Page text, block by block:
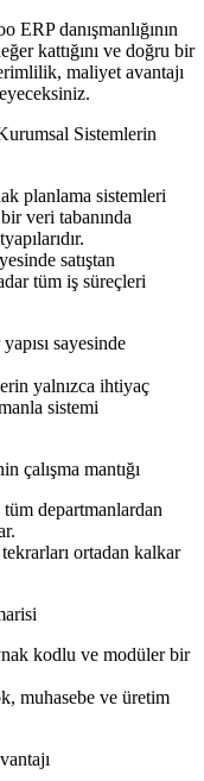
danışmanlığının
kattığını ve doğru bir
maliyet avantajı
Sistemlerin
planlama sistemleri
veri tabanında
satıştan
tüm iş süreçleri
sayesinde
yalnızca ihtiyaç
sistemi
çalışma mantığı
departmanlardan
ortadan kalkar
kodlu ve modüler bir
muhasebe ve üretim